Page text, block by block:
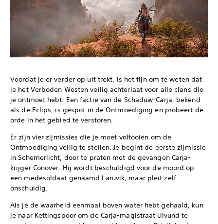
Voordat je er verder op uit trekt, is het fijn om te weten dat
je het Verboden Westen veilig achterlaat voor alle clans die
je ontmoet hebt. Een factie van de Schaduw-Carja, bekend
als de Eclips, is gespot in de Ontmoediging en probeert de
orde in het gebied te verstoren.
Er zijn vier zijmissies die je moet voltooien om de
Ontmoediging veilig te stellen. Je begint de eerste zijmissie
in Schemerlicht, door te praten met de gevangen Carja-
krijger Conover. Hij wordt beschuldigd voor de moord op
een medesoldaat genaamd Laruvik, maar pleit zelf
onschuldig.
Als je de waarheid eenmaal boven water hebt gehaald, kun
je naar Kettingspoor om de Carja-magistraat Ulvund te